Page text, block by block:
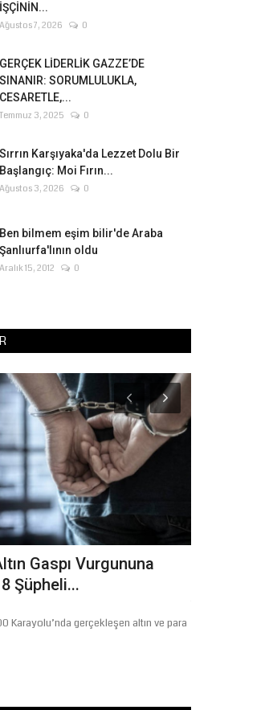
İŞÇİNİN...
Ağustos 7, 2026 0
GERÇEK LİDERLİK GAZZE’DE
SINANIR: SORUMLULUKLA,
CESARETLE,...
Temmuz 3, 2025 0
Sırrın Karşıyaka'da Lezzet Dolu Bir
Başlangıç: Moi Fırın...
Ağustos 3, 2026 0
Ben bilmem eşim bilir'de Araba
Şanlıurfa'lının oldu
Aralık 15, 2012 0
Gaspı Vurgununa
Şüpheli...
Karayolu’nda gerçekleşen altın ve para